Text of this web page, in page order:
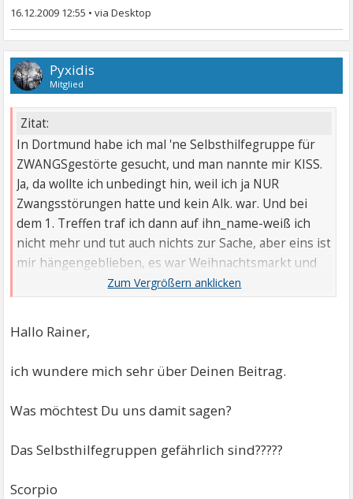
16.12.2009 12:55 •
Pyxidis
Mitglied
Zitat:
In Dortmund habe ich mal 'ne Selbsthilfegruppe für
ZWANGSgestörte gesucht, und man nannte mir KISS.
Ja, da wollte ich unbedingt hin, weil ich ja NUR
Zwangsstörungen hatte und kein Alk. war. Und bei
dem 1. Treffen traf ich dann auf ihn_name-weiß ich
nicht mehr und tut auch nichts zur Sache, aber eins ist
mir hängengeblieben, es war Weihnachtsmarkt und
wir kamen nach dem Treffen am Glühweinstand
vorbei. Mit den anderen war ich nicht mitgegangen,
Saufpause hatte.
Django & moi kamen also an dem Glühweinstand
nicht mehr.
Hallo Rainer,
ich wundere mich sehr über Deinen Beitrag.
Was möchtest Du uns damit sagen?
Das Selbsthilfegruppen gefährlich sind?????
Scorpio